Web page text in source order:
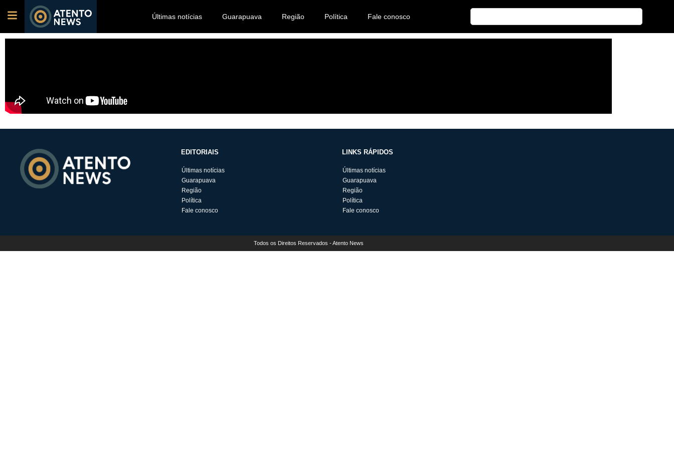
Últimas notícias Guarapuava Região Política Fale conosco
EDITORIAIS
Últimas notícias
Guarapuava
Região
Política
Fale conosco
LINKS RÁPIDOS
Últimas notícias
Guarapuava
Região
Política
Fale conosco
Todos os Direitos Reservados - Atento News